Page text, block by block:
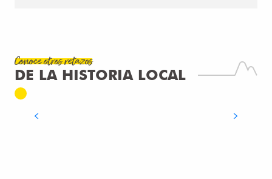
Conoce otros retazos
DE LA HISTORIA LOCAL
Genevois? Descubre las insospechadas facetas
de la región, con un pasado rebosante de